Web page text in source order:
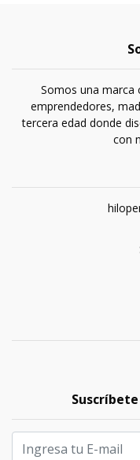
Somos una marca
emprendedores,
tercera edad donde
con